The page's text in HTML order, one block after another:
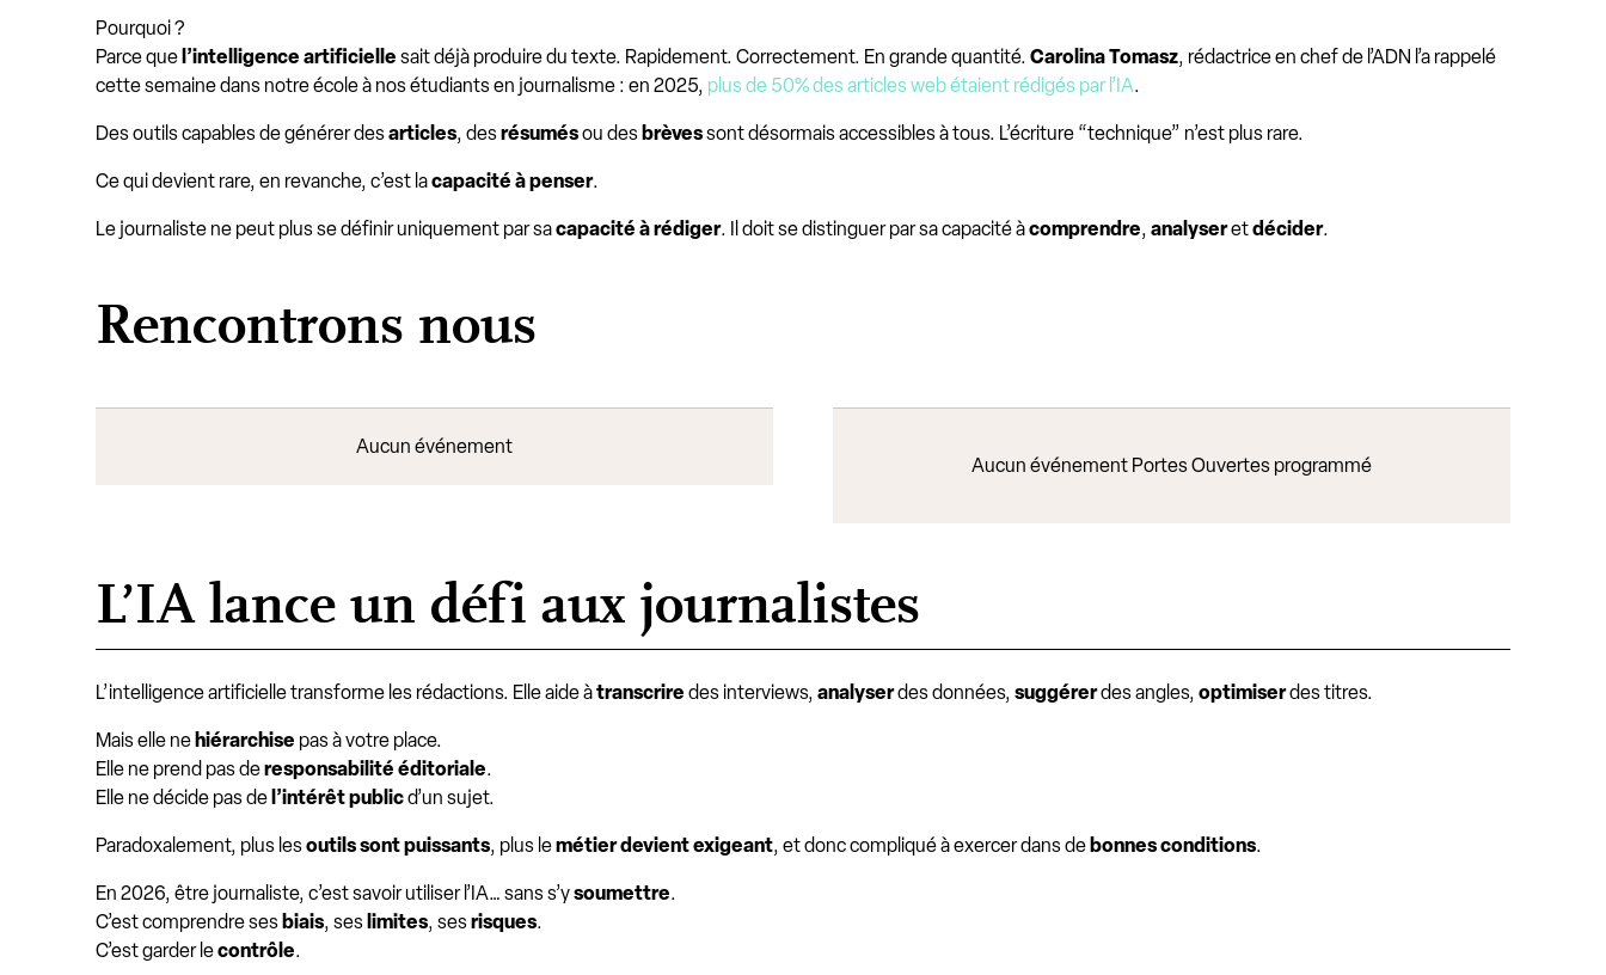
Pourquoi ?
Parce que l’intelligence artificielle sait déjà produire du texte. Rapidement. Correctement. En grande quantité. Carolina Tomasz, rédactrice en chef de l’ADN l’a rappelé
cette semaine dans notre école à nos étudiants en journalisme : en 2025, plus de 50% des articles web étaient rédigés par l’IA.
Des outils capables de générer desarticles, desrésumésou des brèvessont désormais accessibles à tous. L’écriture “technique” n’est plus rare.
Ce qui devient rare, en revanche, c’est lacapacité à penser.
Le journaliste ne peut plus se définir uniquement par sacapacité à rédiger. Il doit se distinguer par sa capacité àcomprendre, analyseretdécider.
Rencontrons nous
Aucun événement
Aucun événement Portes Ouvertes programmé
L’IA lance un défi aux journalistes
L’intelligence artificielle transforme les rédactions. Elle aide àtranscrire des interviews, analyserdes données, suggérerdes angles, optimiserdes titres.
Mais elle ne hiérarchise pas à votre place.
Elle ne prend pas deresponsabilité éditoriale.
Elle ne décide pas de l’intérêt publicd’un sujet.
Paradoxalement, plus lesoutils sont puissants, plus lemétier devient exigeant, et donc compliqué à exercer dans de bonnes conditions.
En 2026, être journaliste, c’est savoir utiliser l’IA… sans s’ysoumettre.
C’est comprendre ses biais, ses limites, sesrisques.
C’est garder lecontrôle.